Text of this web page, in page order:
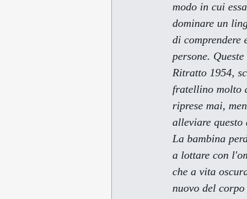
modo in cui
dominare un
di comprendere
persone.
Ritratto 1954,
fratellino molto
riprese mai,
alleviare
La bambina
a lottare con
che a vita
nuovo del